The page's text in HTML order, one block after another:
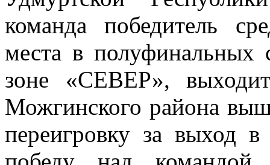
команда победитель
места в
зоне «СЕВЕР»,
Можгинского района
переигровку за выход